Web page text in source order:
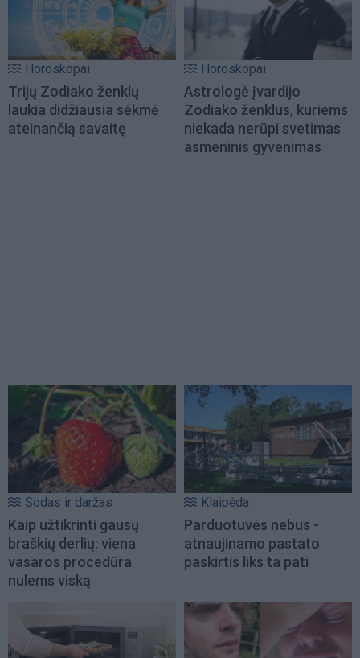
Horoskopai
Trijų Zodiako ženklų
laukia didžiausia sėkmė
ateinančią savaitę
Horoskopai
Astrologė įvardijo
Zodiako ženklus, kuriems
niekada nerūpi svetimas
asmeninis gyvenimas
Sodas ir daržas
Kaip užtikrinti gausų
braškių derlių: viena
vasaros procedūra
nulems viską
Klaipėda
Parduotuvės nebus -
atnaujinamo pastato
paskirtis liks ta pati